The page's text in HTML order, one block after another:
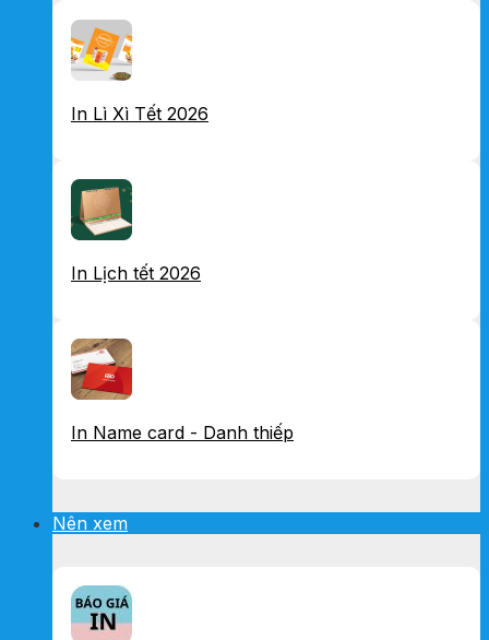
In Lì Xì Tết 2026
In Lịch tết 2026
In Name card - Danh thiếp
Nên xem